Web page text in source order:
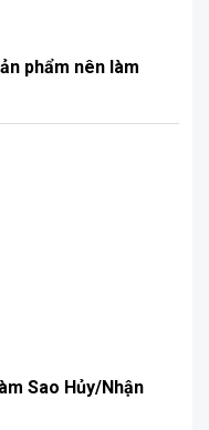
phẩm nên làm
Sao Hủy/Nhận